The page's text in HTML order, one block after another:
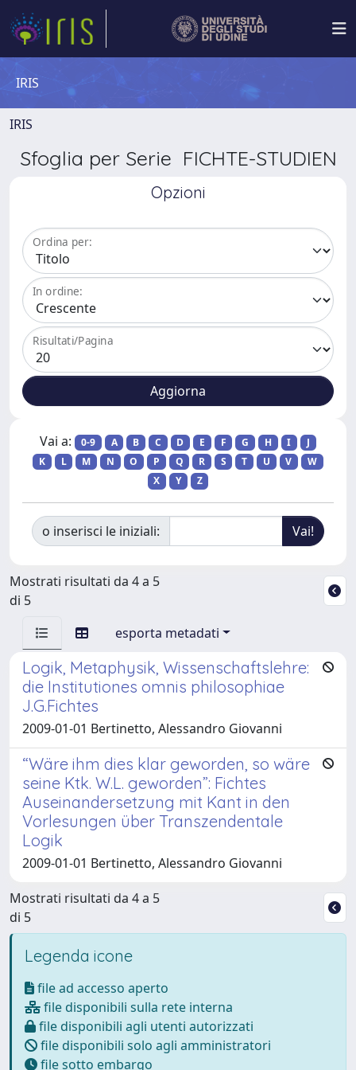
IRIS
IRIS
Sfoglia per Serie FICHTE-STUDIEN
Opzioni
Ordina per:
In ordine:
Risultati/Pagina
Vai a: 0-9 A B C D E F G H I
J
K
L M N O P Q R S T U V
W
X
Y Z
o inserisci le iniziali:
Mostrati risultati da 4 a 5
di 5
esporta metadati
Logik, Metaphysik, Wissenschaftslehre:
die Institutiones omnis philosophiae
J.G.Fichtes
2009-01-01 Bertinetto, Alessandro Giovanni
“Wäre ihm dies klar geworden, so wäre
seine Ktk. W.L. geworden”: Fichtes
Auseinandersetzung mit Kant in den
Vorlesungen über Transzendentale
Logik
2009-01-01 Bertinetto, Alessandro Giovanni
Mostrati risultati da 4 a 5
di 5
Legenda icone
file ad accesso aperto
file disponibili sulla rete interna
file disponibili agli utenti autorizzati
file disponibili solo agli amministratori
file sotto embargo